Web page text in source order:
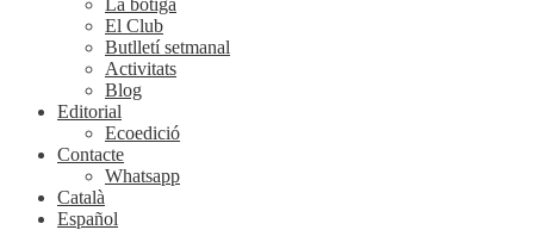
La botiga
El Club
Butlletí setmanal
Activitats
Blog
Editorial
Ecoedició
Contacte
Whatsapp
Català
Español